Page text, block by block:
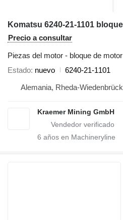
Precio a consultar
Piezas del motor - bloque de motor
Estado nuevo
6240-21-1101
Alemania, Rheda-Wiedenbrück
Kraemer Mining GmbH
6 años en Machineryline